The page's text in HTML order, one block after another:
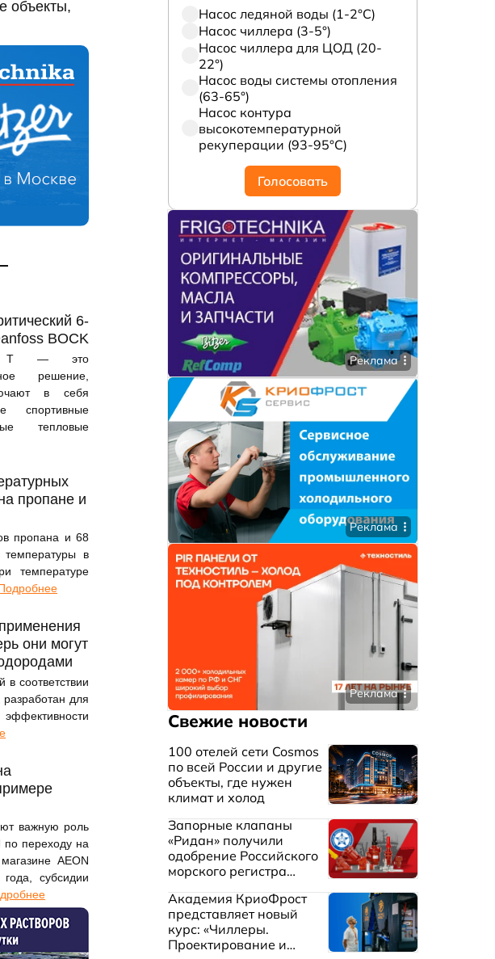
Насос ледяной воды (1-2°С)
Насос чиллера (3-5°)
Насос чиллера для ЦОД (20-
22°)
Насос воды системы отопления
(63-65°)
Насос контура
высокотемпературной
рекуперации (93-95°С)
Голосовать
Реклама
Реклама
Реклама
Свежие новости
100 отелей сети Cosmos
по всей России и другие
объекты, где нужен
климат и холод
Запорные клапаны
«Ридан» получили
одобрение Российского
морского регистра
Академия КриоФрост
представляет новый
курс: «Чиллеры.
Проектирование и